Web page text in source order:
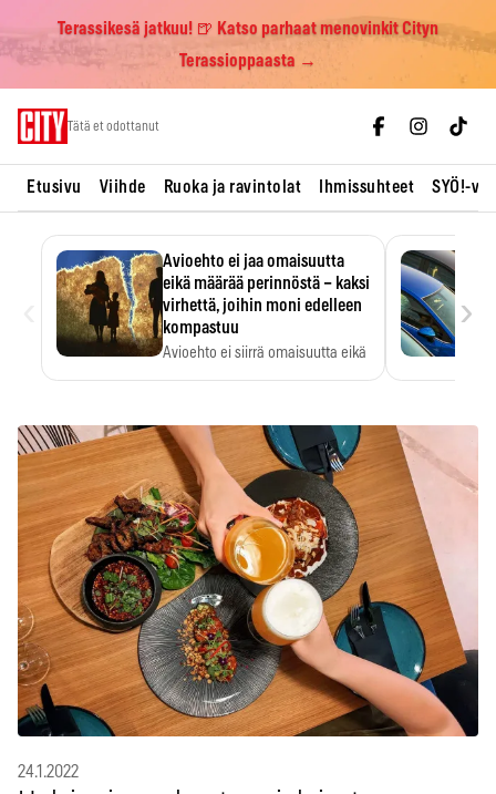
Terassikesä jatkuu! 🍺 Katso parhaat menovinkit Cityn
Terassioppaasta →
Tätä et odottanut
Etusivu Viihde Ruoka ja ravintolat Ihmissuhteet SYÖ!-
Avioehto ei jaa omaisuutta
eikä määrää perinnöstä – kaksi
virhettä, joihin moni edelleen
kompastuu
Avioehto ei siirrä omaisuutta eikä
›
24.1.2022